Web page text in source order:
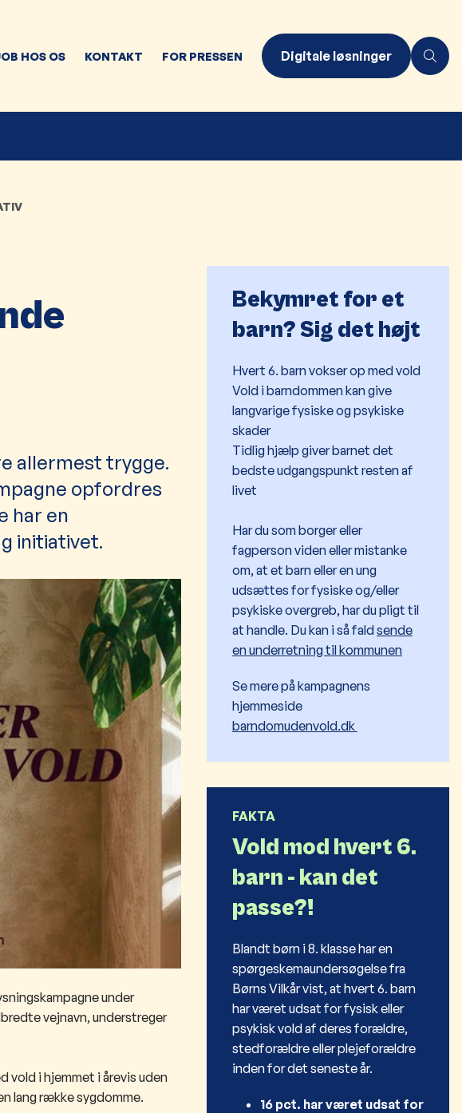
HOS OS KONTAKT FOR PRESSEN Digitale løsninger
allermest trygge.
opfordres
har en
initiativet.
under
vejnavn, understreger
vold i hjemmet i årevis uden
lang række sygdomme.
Bekymret for et
barn? Sig det højt
Hvert 6. barn vokser op med vold
Vold i barndommen kan give
langvarige fysiske og psykiske
skader
Tidlig hjælp giver barnet det
bedste udgangspunkt resten af
livet
Har du som borger eller
fagperson viden eller mistanke
om, at et barn eller en ung
udsættes for fysiske og/eller
psykiske overgreb, har du pligt til
at handle. Du kan i så fald sende
en underretning til kommunen
Se mere på kampagnens
hjemmeside
barndomudenvold.dk
FAKTA
Vold mod hvert 6.
barn - kan det
passe?!
Blandt børn i 8. klasse har en
spørgeskemaundersøgelse fra
Børns Vilkår vist, at hvert 6. barn
har været udsat for fysisk eller
psykisk vold af deres forældre,
stedforældre eller plejeforældre
inden for det seneste år.
16 pct. har været udsat for